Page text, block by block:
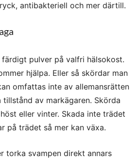
antibakteriell och mer därtill.
pulver på valfri hälsokost.
hjälpa. Eller så skördar man
omfattas inte av allemansrätten
av markägaren. Skörda
eller vinter. Skada inte trädet
på trädet så mer kan växa.
torka svampen direkt annars